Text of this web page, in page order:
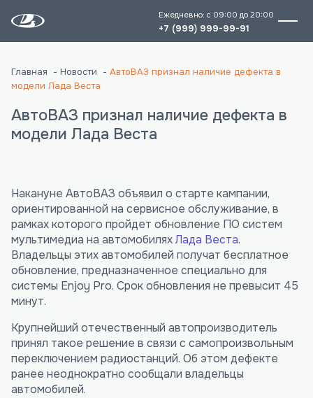
Ежедневно: с 09:00 до 20:00
+7 (999) 999-99-91
Главная Новости
АвтоВАЗ признал наличие дефекта в
модели Лада Веста
АвтоВАЗ признал наличие дефекта в
модели Лада Веста
Накануне АвтоВАЗ объявил о старте кампании,
ориентированной на сервисное обслуживание, в
рамках которого пройдет обновление ПО систем
мультимедиа на автомобиляхЛада Веста.
Владельцы этих автомобилей получат бесплатное
обновление, предназначенное специально для
системы Enjoy Pro. Срок обновления не превысит 45
минут.
Крупнейший отечественный автопроизводитель
принял такое решение в связи с самопроизвольным
переключением радиостанций. Об этом дефекте
ранее неоднократно сообщали владельцы
автомобилей.